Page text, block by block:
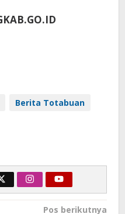
Berita Totabuan
Pos berikutnya